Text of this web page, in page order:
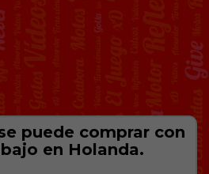
puede comprar con
en Holanda.